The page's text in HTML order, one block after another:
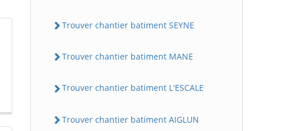
Trouver chantier batiment SEYNE
Trouver chantier batiment MANE
Trouver chantier batiment L'ESCALE
Trouver chantier batiment AIGLUN